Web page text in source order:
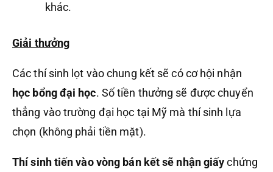
khác.
Giải thưởng
Các thí sinh lọt vào chung kết sẽ có cơ hội nhận
học bổng đại học. Số tiền thưởng sẽ được chuyển
thẳng vào trường đại học tại Mỹ mà thí sinh lựa
chọn (không phải tiền mặt).
Thí sinh tiến vào vòng bán kết sẽ nhận giấychứng